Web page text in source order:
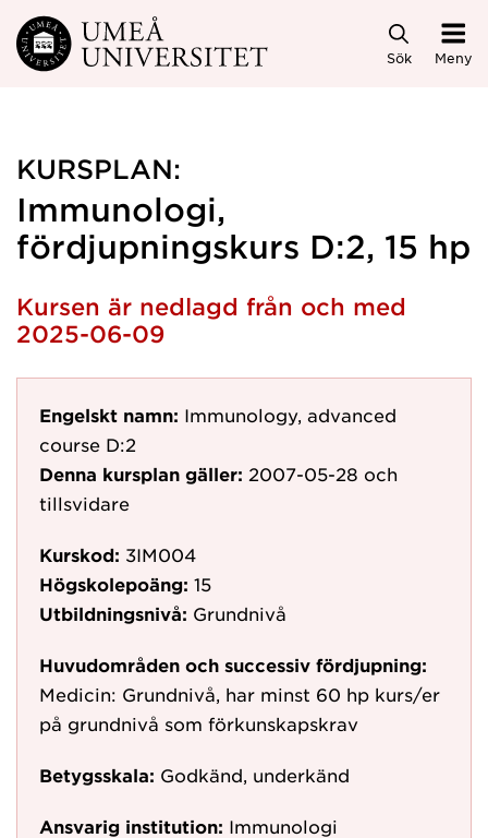
Hoppa direkt till innehållet
Sök Meny
KURSPLAN:
Immunologi,
fördjupningskurs D:2, 15 hp
Kursen är nedlagd från och med
2025-06-09
Engelskt namn: Immunology, advanced
course D:2
Denna kursplan gäller: 2007-05-28 och
tillsvidare
Kurskod: 3IM004
Högskolepoäng: 15
Utbildningsnivå: Grundnivå
Huvudområden och successiv fördjupning:
Medicin: Grundnivå, har minst 60 hp kurs/er
på grundnivå som förkunskapskrav
Betygsskala: Godkänd, underkänd
Ansvarig institution: Immunologi